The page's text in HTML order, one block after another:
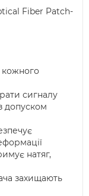
Fiber Patch-
кожного
сигналу
допуском
натяг,
захищають